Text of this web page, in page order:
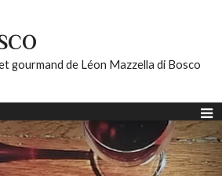
gourmand de Léon Mazzella di Bosco